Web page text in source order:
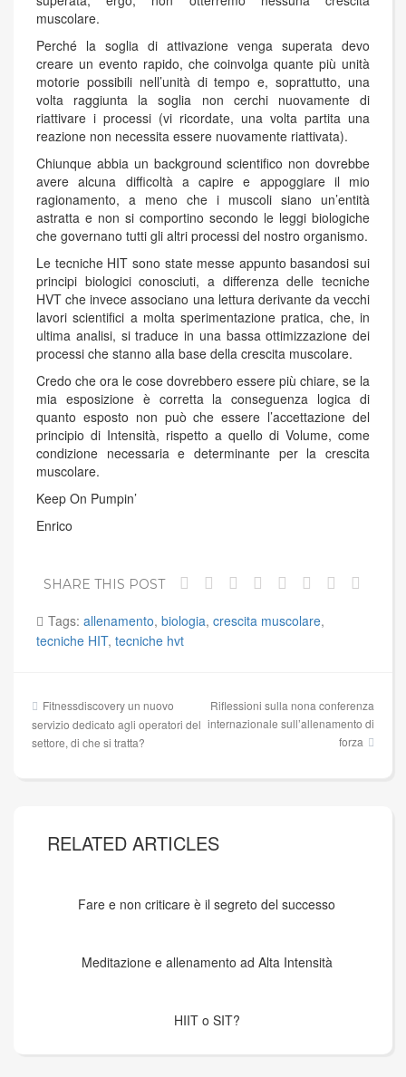
muscolare.
Perché la soglia di attivazione venga superata devo
creare un evento rapido, che coinvolga quante più unità
motorie possibili nell’unità di tempo e, soprattutto, una
volta raggiunta la soglia non cerchi nuovamente di
riattivare i processi (vi ricordate, una volta partita una
reazione non necessita essere nuovamente riattivata).
Chiunque abbia un background scientifico non dovrebbe
avere alcuna difficoltà a capire e appoggiare il mio
ragionamento, a meno che i muscoli siano un’entità
astratta e non si comportino secondo le leggi biologiche
che governano tutti gli altri processi del nostro organismo.
Le tecniche HIT sono state messe appunto basandosi sui
principi biologici conosciuti, a differenza delle tecniche
HVT che invece associano una lettura derivante da vecchi
lavori scientifici a molta sperimentazione pratica, che, in
ultima analisi, si traduce in una bassa ottimizzazione dei
processi che stanno alla base della crescita muscolare.
Credo che ora le cose dovrebbero essere più chiare, se la
mia esposizione è corretta la conseguenza logica di
quanto esposto non può che essere l’accettazione del
principio di Intensità, rispetto a quello di Volume, come
condizione necessaria e determinante per la crescita
muscolare.
Keep On Pumpin’
Enrico
SHARE THIS POST
Tags: allenamento, biologia, crescita muscolare,
tecniche HIT, tecniche hvt
Navigazione
articoli
Fitnessdiscovery un nuovo
servizio dedicato agli operatori del
settore, di che si tratta?
Riflessioni sulla nona conferenza
internazionale sull’allenamento di
forza
RELATED ARTICLES
Fare e non criticare è il segreto del successo
Meditazione e allenamento ad Alta Intensità
HIIT o SIT?